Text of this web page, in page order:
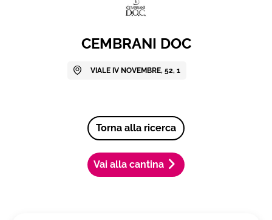
CEMBRANI DOC
VIALE IV NOVEMBRE, 52, 1
Torna alla ricerca
Vai alla cantina